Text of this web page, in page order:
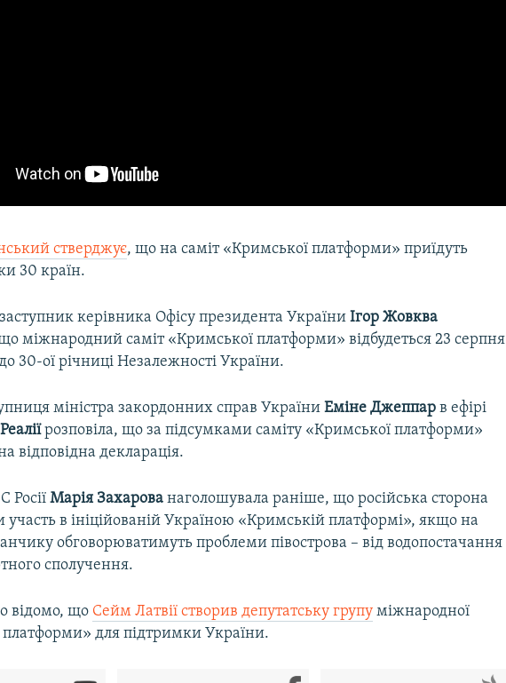
стверджує, що на саміт «Кримської платформи» приїдуть
30 країн.
керівника Офісу президента УкраїниІгор Жовква
міжнародний саміт «Кримської платформи» відбудеться 23 серпня
30-ої річниці Незалежності України.
міністра закордонних справ УкраїниЕміне Джеппар в ефірі
розповіла, що за підсумками саміту «Кримської платформи»
відповідна декларація.
РосіїМарія Захарованаголошувала раніше, що російська сторона
участь в ініційованій Україною «Кримській платформі», якщо на
обговорюватимуть проблеми півострова – від водопостачання
сполучення.
відомо, що Сейм Латвії створив депутатську групу міжнародної
для підтримки України.